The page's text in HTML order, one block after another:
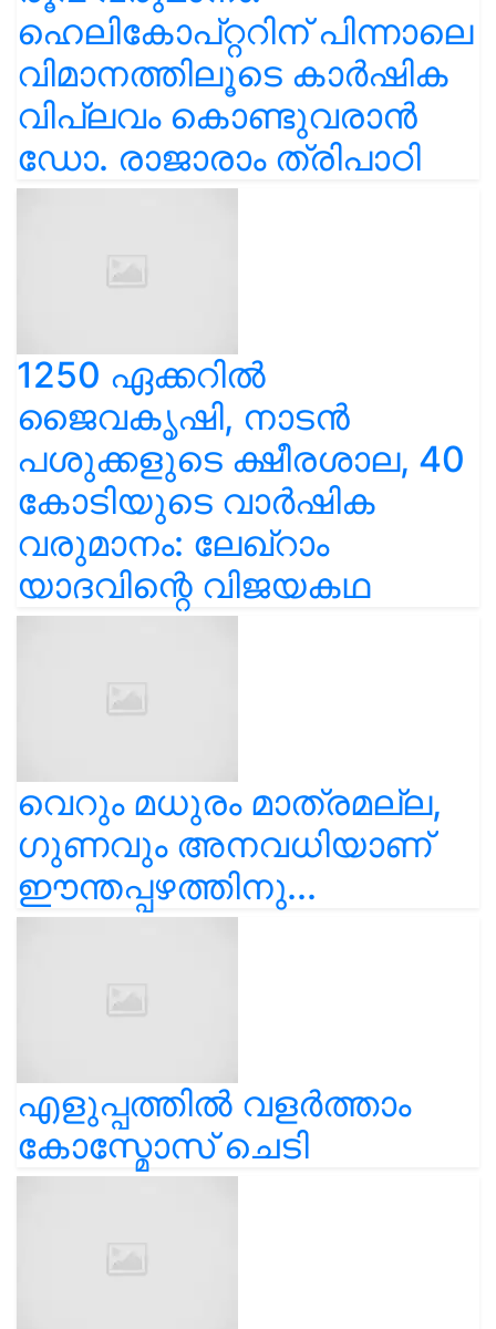
ഹെലികോപ്റ്ററിന് പിന്നാലെ
വിമാനത്തിലൂടെ കാർഷിക
വിപ്ലവം കൊണ്ടുവരാൻ
ഡോ. രാജാരാം ത്രിപാഠി
1250 ഏക്കറിൽ
ജൈവകൃഷി, നാടൻ
പശുക്കളുടെ ക്ഷീരശാല, 40
കോടിയുടെ വാർഷിക
വരുമാനം: ലേഖ്‌റാം
യാദവിന്റെ വിജയകഥ
വെറും മധുരം മാത്രമല്ല,
ഗുണവും അനവധിയാണ്
ഈന്തപ്പഴത്തിനു...
എളുപ്പത്തിൽ വളർത്താം
കോസ്മോസ് ചെടി